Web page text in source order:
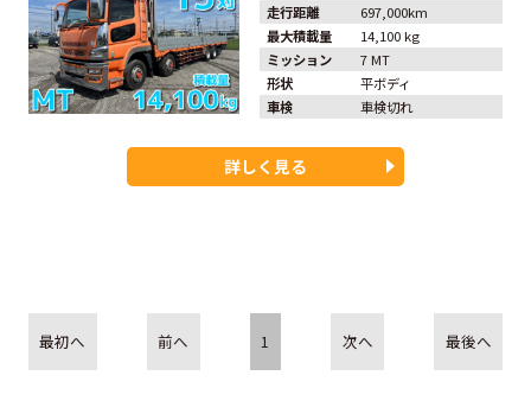
走行距離
697,000km
最大積載量
14,100 kg
ミッション
7 MT
形状
平ボディ
車検
車検切れ
詳しく見る
最初へ 前へ 1 次へ 最後へ